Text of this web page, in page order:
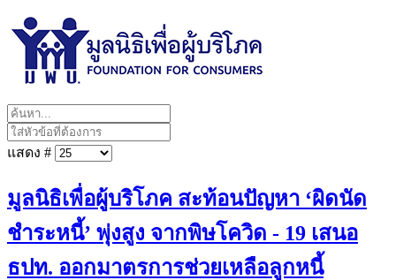
แสดง #
มูลนิธิเพื่อผู้บริโภค สะท้อนปัญหา ‘ผิดนัด
ชำระหนี้’ พุ่งสูง จากพิษโควิด - 19 เสนอ
ธปท. ออกมาตรการช่วยเหลือลูกหนี้